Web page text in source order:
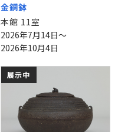
金銅鉢
本館 11室
2026年7月14日～
2026年10月4日
展示中